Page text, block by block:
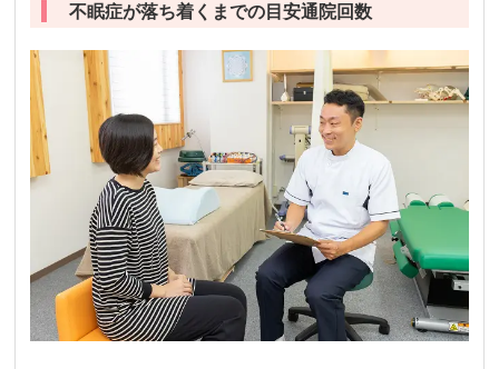
不眠症が落ち着くまでの目安通院回数